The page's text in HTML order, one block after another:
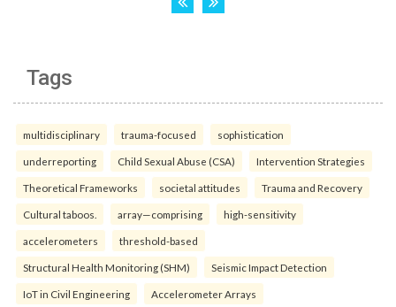
Tags
multidisciplinary trauma-focused sophistication
underreporting Child Sexual Abuse (CSA) Intervention Strategies
Theoretical Frameworks societal attitudes Trauma and Recovery
Cultural taboos. array—comprising high-sensitivity
accelerometers threshold-based
Structural Health Monitoring (SHM) Seismic Impact Detection
IoT in Civil Engineering Accelerometer Arrays